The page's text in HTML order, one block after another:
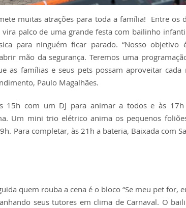
muitas atrações para toda a família! Entre os
palco de uma grande festa com bailinho
para ninguém ficar parado. “Nosso objetivo
mão da segurança. Teremos uma
as famílias e seus pets possam aproveitar cada
Paulo Magalhães.
15h com um DJ para animar a todos e às 17h
Um mini trio elétrico anima os pequenos
Para completar, às 21h a bateria, Baixada com
quem rouba a cena é o bloco “Se meu pet for,
seus tutores em clima de Carnaval. O